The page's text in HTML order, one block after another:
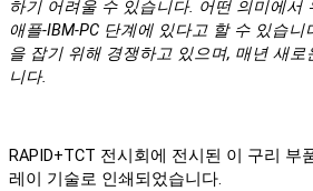
하기 어려울 수 있습니다. 어떤 의미에서
애플-IBM-PC 단계에 있다고 할 수 있습
을 잡기 위해 경쟁하고 있으며, 매년 새
니다.
RAPID+TCT 전시회에 전시된 이 구리 부
레이 기술로 인쇄되었습니다.